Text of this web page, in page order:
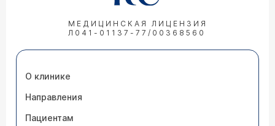
МЕДИЦИНСКАЯ ЛИЦЕНЗИЯ
Л041-01137-77/00368560
О клинике
Направления
Пациентам